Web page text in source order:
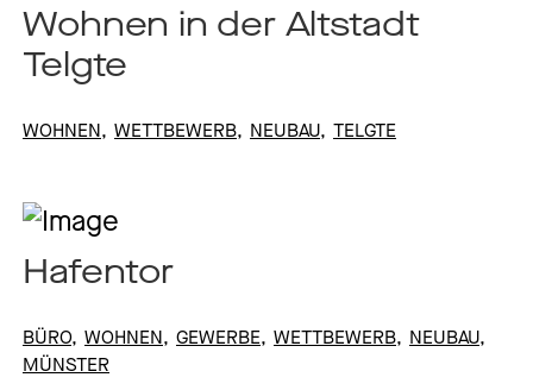
Wohnen in der Altstadt
Telgte
WOHNEN WETTBEWERB NEUBAU TELGTE
Hafentor
BÜRO WOHNEN GEWERBE WETTBEWERB NEUBAU
MÜNSTER